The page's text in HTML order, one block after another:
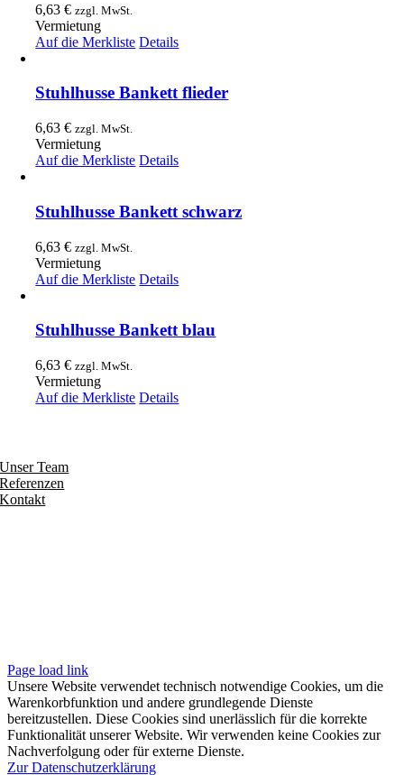
6,63€ zzgl. MwSt.
Vermietung
Auf die Merkliste Details
Stuhlhusse Bankett flieder
6,63€ zzgl. MwSt.
Vermietung
Auf die Merkliste Details
Stuhlhusse Bankett schwarz
6,63€ zzgl. MwSt.
Vermietung
Auf die Merkliste Details
Stuhlhusse Bankett blau
6,63€ zzgl. MwSt.
Vermietung
Auf die Merkliste Details
Unser Team
Referenzen
Kontakt
Page load link
Unsere Website verwendet technisch notwendige Cookies, um die
Warenkorbfunktion und andere grundlegende Dienste
bereitzustellen. Diese Cookies sind unerlässlich für die korrekte
Funktionalität unserer Website. Wir verwenden keine Cookies zur
Nachverfolgung oder für externe Dienste.
Zur Datenschutzerklärung